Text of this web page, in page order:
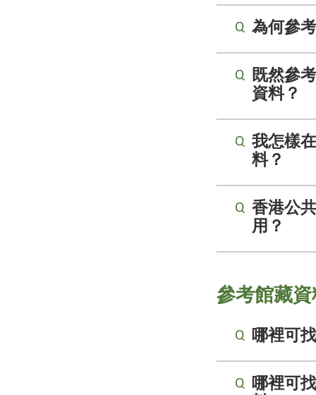
為何參
既然參
資料？
我怎樣
料？
香港公
用？
參考館藏資
哪裡可
哪裡可